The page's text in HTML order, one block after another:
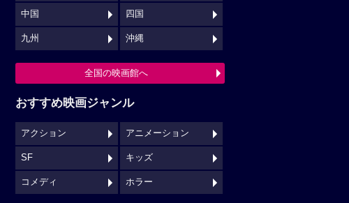
中国 四国
九州 沖縄
全国の映画館へ
おすすめ映画ジャンル
アクション アニメーション
SF キッズ
コメディ ホラー